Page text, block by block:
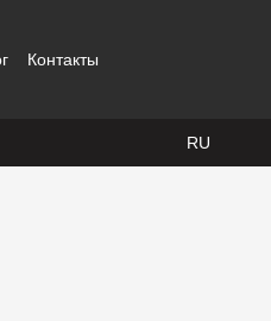
Контакты
RU